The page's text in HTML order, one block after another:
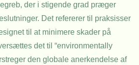
der i stigende grad præger
Det refererer til praksisser
til at minimere skader på
det til “environmentally
den globale anerkendelse af